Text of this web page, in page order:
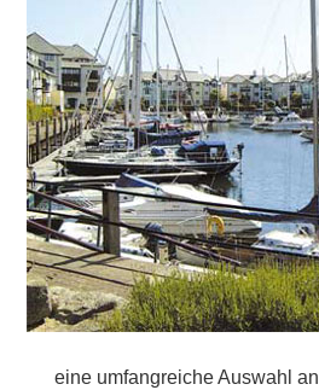
eine umfangreiche Auswahl an